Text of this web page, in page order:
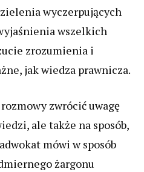
wyczerpujących
wszelkich
zrozumienia i
jak wiedza prawnicza.
zwrócić uwagę
ale także na sposób,
mówi w sposób
żargonu